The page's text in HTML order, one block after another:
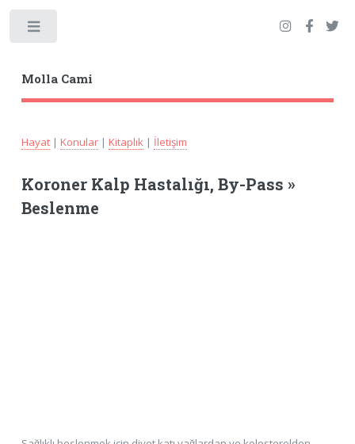
Molla Cami
Hayat| Konular| Kitaplık| İletişim
Koroner Kalp Hastalığı, By-Pass »
Beslenme